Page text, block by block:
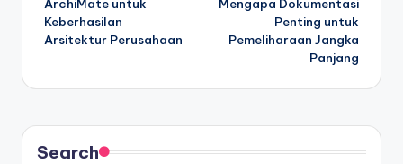
ArchiMate untuk
Keberhasilan
Arsitektur Perusahaan
Mengapa Dokumentasi
Penting untuk
Pemeliharaan Jangka
Panjang
Search